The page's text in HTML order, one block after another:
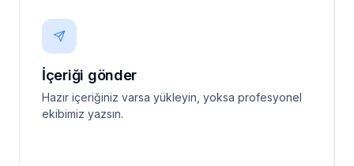
İçeriği gönder
Hazır içeriğiniz varsa yükleyin, yoksa profesyonel
ekibimiz yazsın.